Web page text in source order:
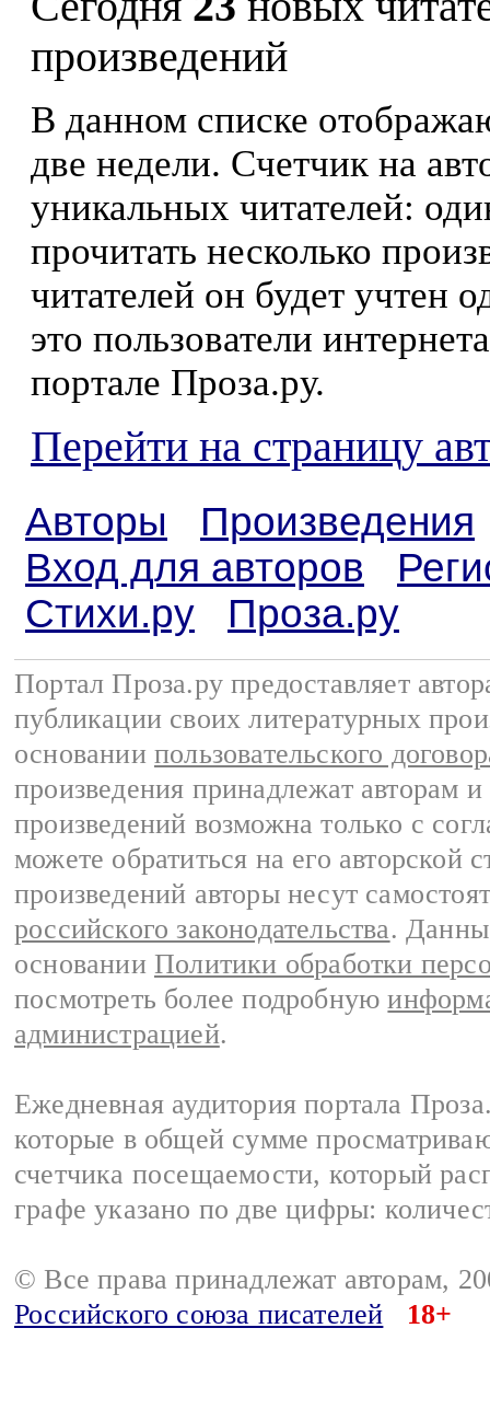
произведений
В данном списке
две недели. Счетчик на
уникальных читателей:
прочитать несколько
читателей он будет учтен
это пользователи
портале Проза.ру.
Перейти на страницу
Авторы
Произведения
Вход для авторов
Стихи.ру
Проза.ру
Портал Проза.ру предоставляет
публикации своих литературных
основании пользовательского
произведения принадлежат авторам
произведений возможна только с
можете обратиться на его авторской
произведений авторы несут
российского законодательства.
основании Политики обработки
посмотреть более подробную
администрацией.
Ежедневная аудитория портала
которые в общей сумме
счетчика посещаемости, который
графе указано по две цифры:
© Все права принадлежат авторам,
Российского союза писателей
18+